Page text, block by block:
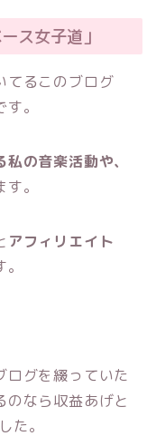
ス女子道」
てるこのブログ
す。
の音楽活動や、
。
アフィリエイト
ログを綴っていた
のなら収益あげと
た。